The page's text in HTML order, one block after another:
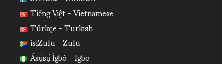
Tiếng Việt - Vietnamese
Türkçe - Turkish
isiZulu - Zulu
Ásụ̀sụ̀ Ìgbò - Igbo